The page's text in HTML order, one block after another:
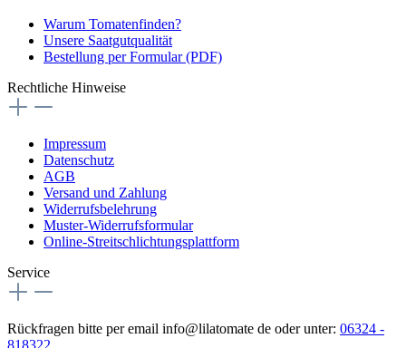
Warum Tomatenfinden?
Unsere Saatgutqualität
Bestellung per Formular (PDF)
Rechtliche Hinweise
Impressum
Datenschutz
AGB
Versand und Zahlung
Widerrufsbelehrung
Muster-Widerrufsformular
Online-Streitschlichtungsplattform
Service
Rückfragen bitte per email info@lilatomate de oder unter: 06324 -
818322